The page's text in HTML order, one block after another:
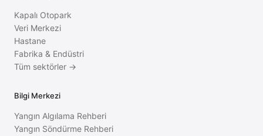
Kapalı Otopark
Veri Merkezi
Hastane
Fabrika & Endüstri
Tüm sektörler →
Bilgi Merkezi
Yangın Algılama Rehberi
Yangın Söndürme Rehberi